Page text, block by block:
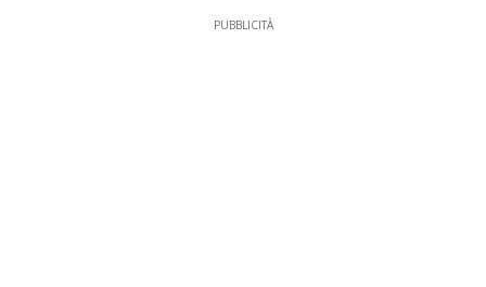
PUBBLICITÀ